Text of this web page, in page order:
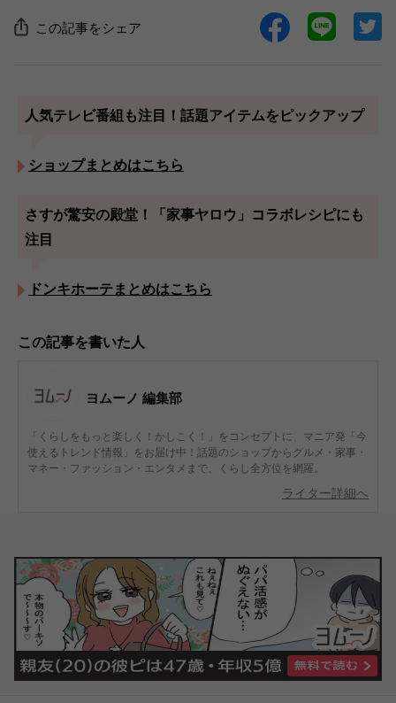
この記事をシェア
人気テレビ番組も注目！話題アイテムをピックアップ
ショップまとめはこちら
さすが驚安の殿堂！「家事ヤロウ」コラボレシピにも
注目
ドンキホーテまとめはこちら
この記事を書いた人
ヨムーノ 編集部
「くらしをもっと楽しく！かしこく！」をコンセプトに、マニア発「今
使えるトレンド情報」をお届け中！話題のショップからグルメ・家事・
マネー・ファッション・エンタメまで、くらし全方位を網羅。
ライター詳細へ